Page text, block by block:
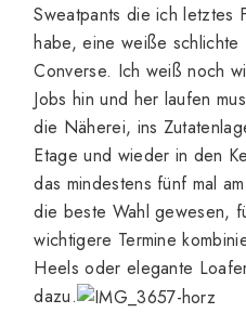
Sweatpants die ich letztes
habe, eine weiße schlichte
Converse. Ich weiß noch
Jobs hin und her laufen
die Näherei, ins
Etage und wieder in den
das mindestens fünf mal
die beste Wahl gewesen,
wichtigere Termine
Heels oder elegante
dazu.